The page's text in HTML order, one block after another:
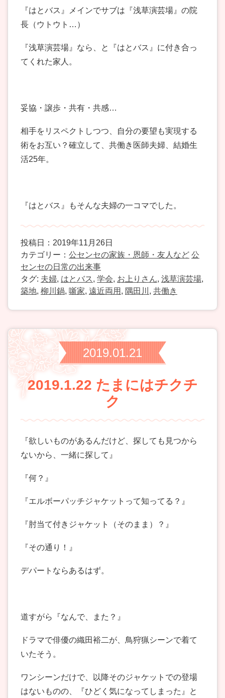
『はとバス』メインでサブは『浅草演芸場』の院
長（ウトウト…）
『浅草演芸場』なら、と『はとバス』に付き合っ
てくれた家人。
妥協・譲歩・共有・共感…
相手をリスペクトしつつ、自分の要望も実現する
術をお互い？確立して、共働き医師夫婦、結婚生
活25年。
『はとバス』もそんな夫婦の一コマでした。
投稿日：2019年11月26日
カテゴリー： 公センセの家族・恩師・友人など 公
センセの日常の出来事
タグ: 夫婦, はとバス , 学会, お上りさん, 浅草演芸場,
築地, 柳川鍋, 噺家, 遠近両用 , 隅田川 , 共働き
2019.01.21
2019.1.22 たまにはチクチ
ク
『欲しいものがあるんだけど、探しても見つから
ないから、一緒に探して』
『何？』
『エルボーパッチジャケットって知ってる？』
『肘当て付きジャケット（そのまま）？』
『その通り！』
デパートならあるはず。
道すがら『なんで、また？』
ドラマで俳優の織田裕二が、鳥狩猟シーンで着て
いたそう。
ワンシーンだけで、以降そのジャケットでの登場
はないものの、『ひどく気になってしまった』と